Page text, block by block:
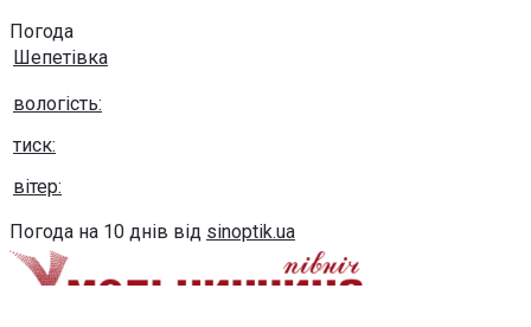
Погода
Шепетівка
вологість:
тиск:
вітер:
Погода на 10 днів від sinoptik.ua